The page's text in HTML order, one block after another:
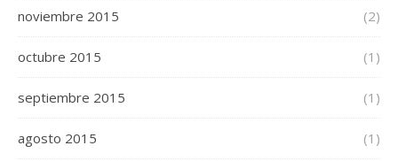
noviembre 2015 (2)
octubre 2015 (1)
septiembre 2015 (1)
agosto 2015 (1)